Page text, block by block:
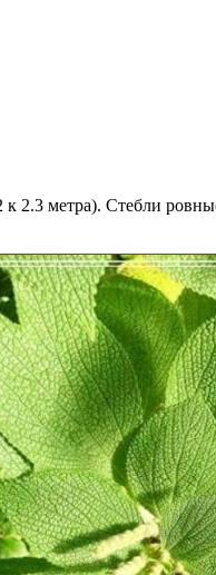
2.3 метра). Стебли